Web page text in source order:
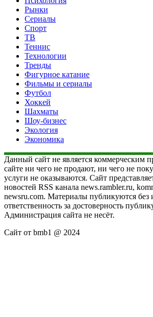
Рынки
Сериалы
Спорт
ТВ
Теннис
Технологии
Тренды
Фигурное катание
Фильмы и сериалы
Футбол
Хоккей
Шахматы
Шоу-бизнес
Экология
Экономика
Данный сайт не является коммерческим
сайте ни чего не продают, ни чего не
услуги не оказываются. Сайт
новостей RSS канала news.rambler.ru,
newsru.com. Материалы публикуются без
ответственность за достоверность
Администрация сайта не несёт.
Сайт от bmb1 @ 2024